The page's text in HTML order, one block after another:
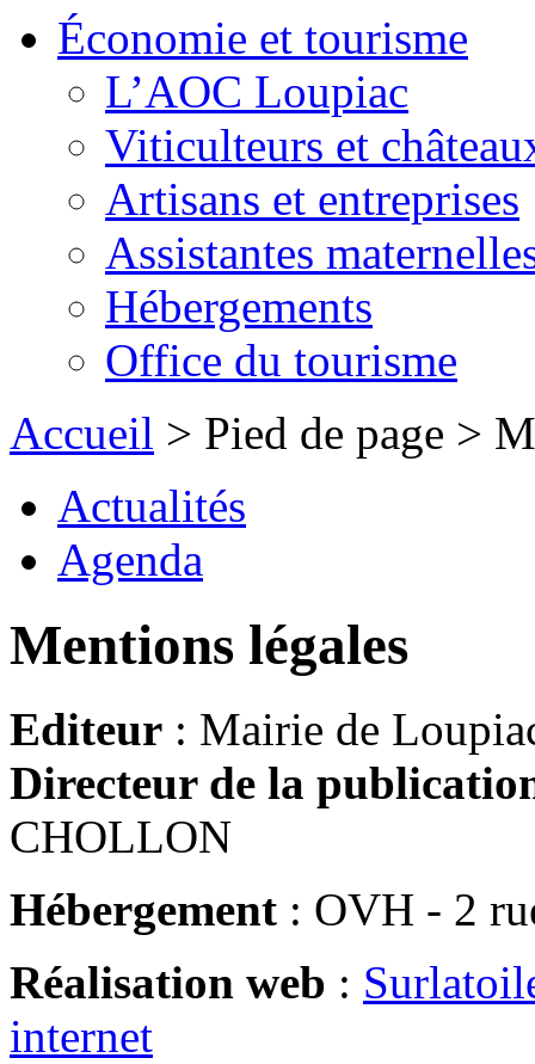
Économie et tourisme
L’AOC Loupiac
Viticulteurs et
Artisans et entreprises
Assistantes
Hébergements
Office du tourisme
Accueil > Pied de page >
Actualités
Agenda
Mentions légales
Editeur : Mairie de
Directeur de la
CHOLLON
Hébergement : OVH - 2
Réalisation web :
internet